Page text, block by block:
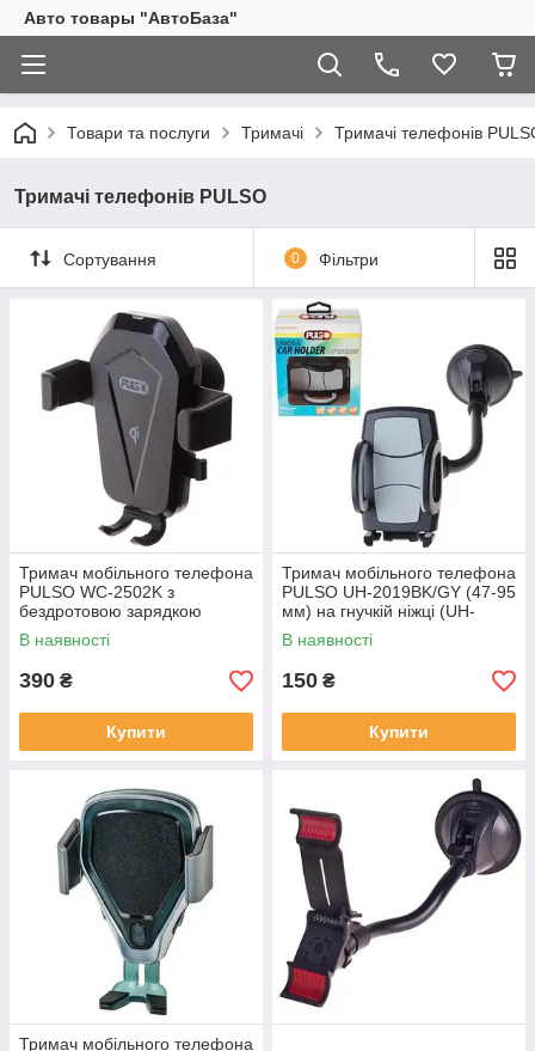
Авто товары "АвтоБаза"
Товари та послуги Тримачі Тримачі телефонів
Тримачі телефонів PULSO
Сортування 0 Фільтри
Тримач мобільного телефона
PULSO WC-2502K з
бездротовою зарядкою
QC2.0 (WC-2502K)
В наявності
390 ₴
Купити
Тримач мобільного телефона
PULSO UH-2019BK/GY (47-95
мм) на гнучкій ніжці (UH-
2019BK/GY)
В наявності
150 ₴
Купити
Тримач мобільного телефона